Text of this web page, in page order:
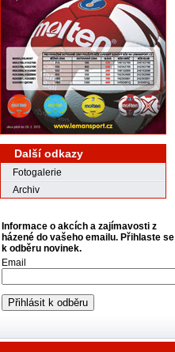
Další odkazy
Fotogalerie
Archiv
Informace o akcích a zajímavosti z
házené do vašeho emailu. Přihlaste se
k odběru novinek.
Email